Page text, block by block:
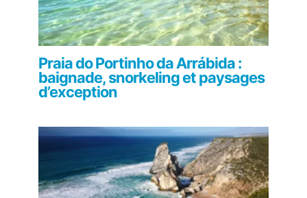
Praia do Portinho da Arrábida :
baignade, snorkeling et paysages
d’exception